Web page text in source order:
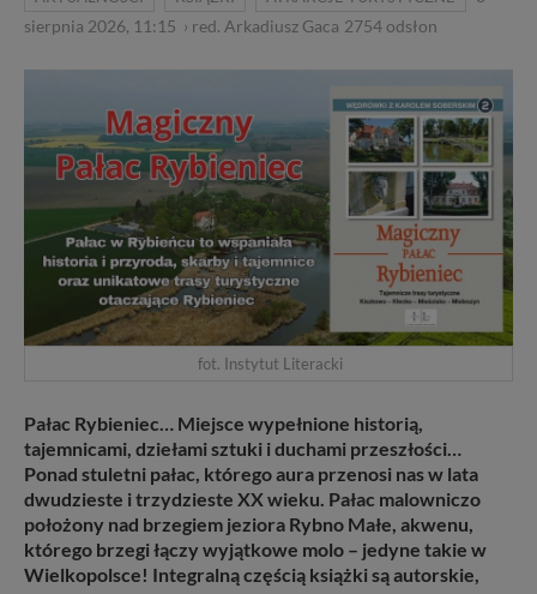
sierpnia 2026, 11:15 › red. Arkadiusz Gaca 2754 odsłon
fot. Instytut Literacki
Pałac Rybieniec… Miejsce wypełnione historią,
tajemnicami, dziełami sztuki i duchami przeszłości…
Ponad stuletni pałac, którego aura przenosi nas w lata
dwudzieste i trzydzieste XX wieku. Pałac malowniczo
położony nad brzegiem jeziora Rybno Małe, akwenu,
którego brzegi łączy wyjątkowe molo – jedyne takie w
Wielkopolsce! Integralną częścią książki są autorskie,